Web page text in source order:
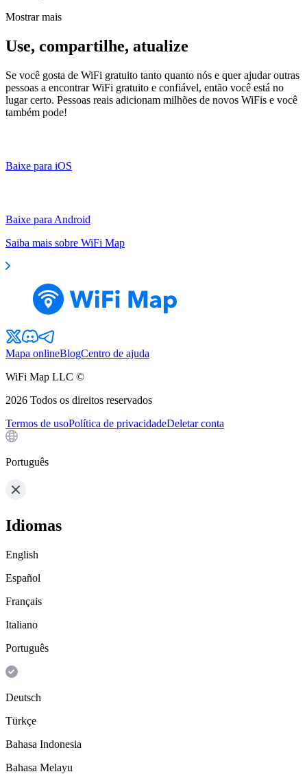
Mostrar mais
Use, compartilhe, atualize
Se você gosta de WiFi gratuito tanto quanto nós e quer ajudar outras
pessoas a encontrar WiFi gratuito e confiável, então você está no
lugar certo. Pessoas reais adicionam milhões de novos WiFis e você
também pode!
Baixe para iOS
Baixe para Android
Saiba mais sobre WiFi Map
Mapa onlineBlogCentro de ajuda
WiFi Map LLC ©
2026 Todos os direitos reservados
Termos de usoPolítica de privacidadeDeletar conta
Português
Idiomas
English
Español
Français
Italiano
Português
Deutsch
Türkçe
Bahasa Indonesia
Bahasa Melayu